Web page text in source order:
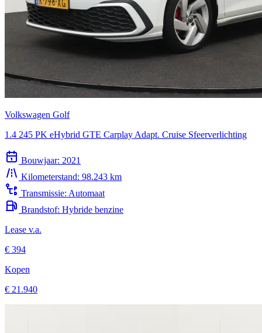
Volkswagen Golf
1.4 245 PK eHybrid GTE Carplay Adapt. Cruise Sfeerverlichting
Bouwjaar: 2021
Kilometerstand: 98.243 km
Transmissie: Automaat
Brandstof: Hybride benzine
Lease v.a.
€ 394
Kopen
€ 21.940